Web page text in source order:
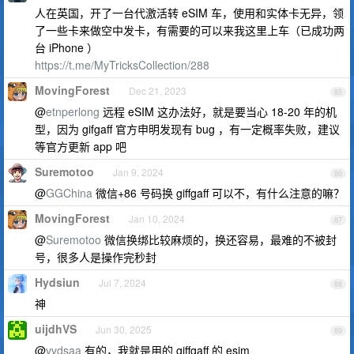
人在英国，开了一台代激活转 eSIM 车，使用和实体卡无异，领
了一些卡来做空中发卡，有需要的可以来我这里上车（已成功两
台 iPhone ）
https://t.me/MyTricksCollection/288
85
MovingForest Dec 21, 2023
@etnperlong 远程 eSIM 这办法好，就是要当心 18-20 年的机
型，因为 gifgaff 官方申明发现有 bug ，有一定概率失败，建议
等官方更新 app 吧
86
Suremotoo Jan 9, 2024
@GGChina 微信+86 号码换 giffgaff 可以不，有什么注意的嘛？
87
MovingForest Jan 10, 2024
@Suremotoo 微信换绑比较麻烦的，换还容易，最难的不被封
号，很多人是操作完秒封
88
Hydsiun Jul 7, 2024
神
89
uijdhVS Jun 30, 2025
@vvdsaa 有的，我就是用的 giffgaff 的 esim